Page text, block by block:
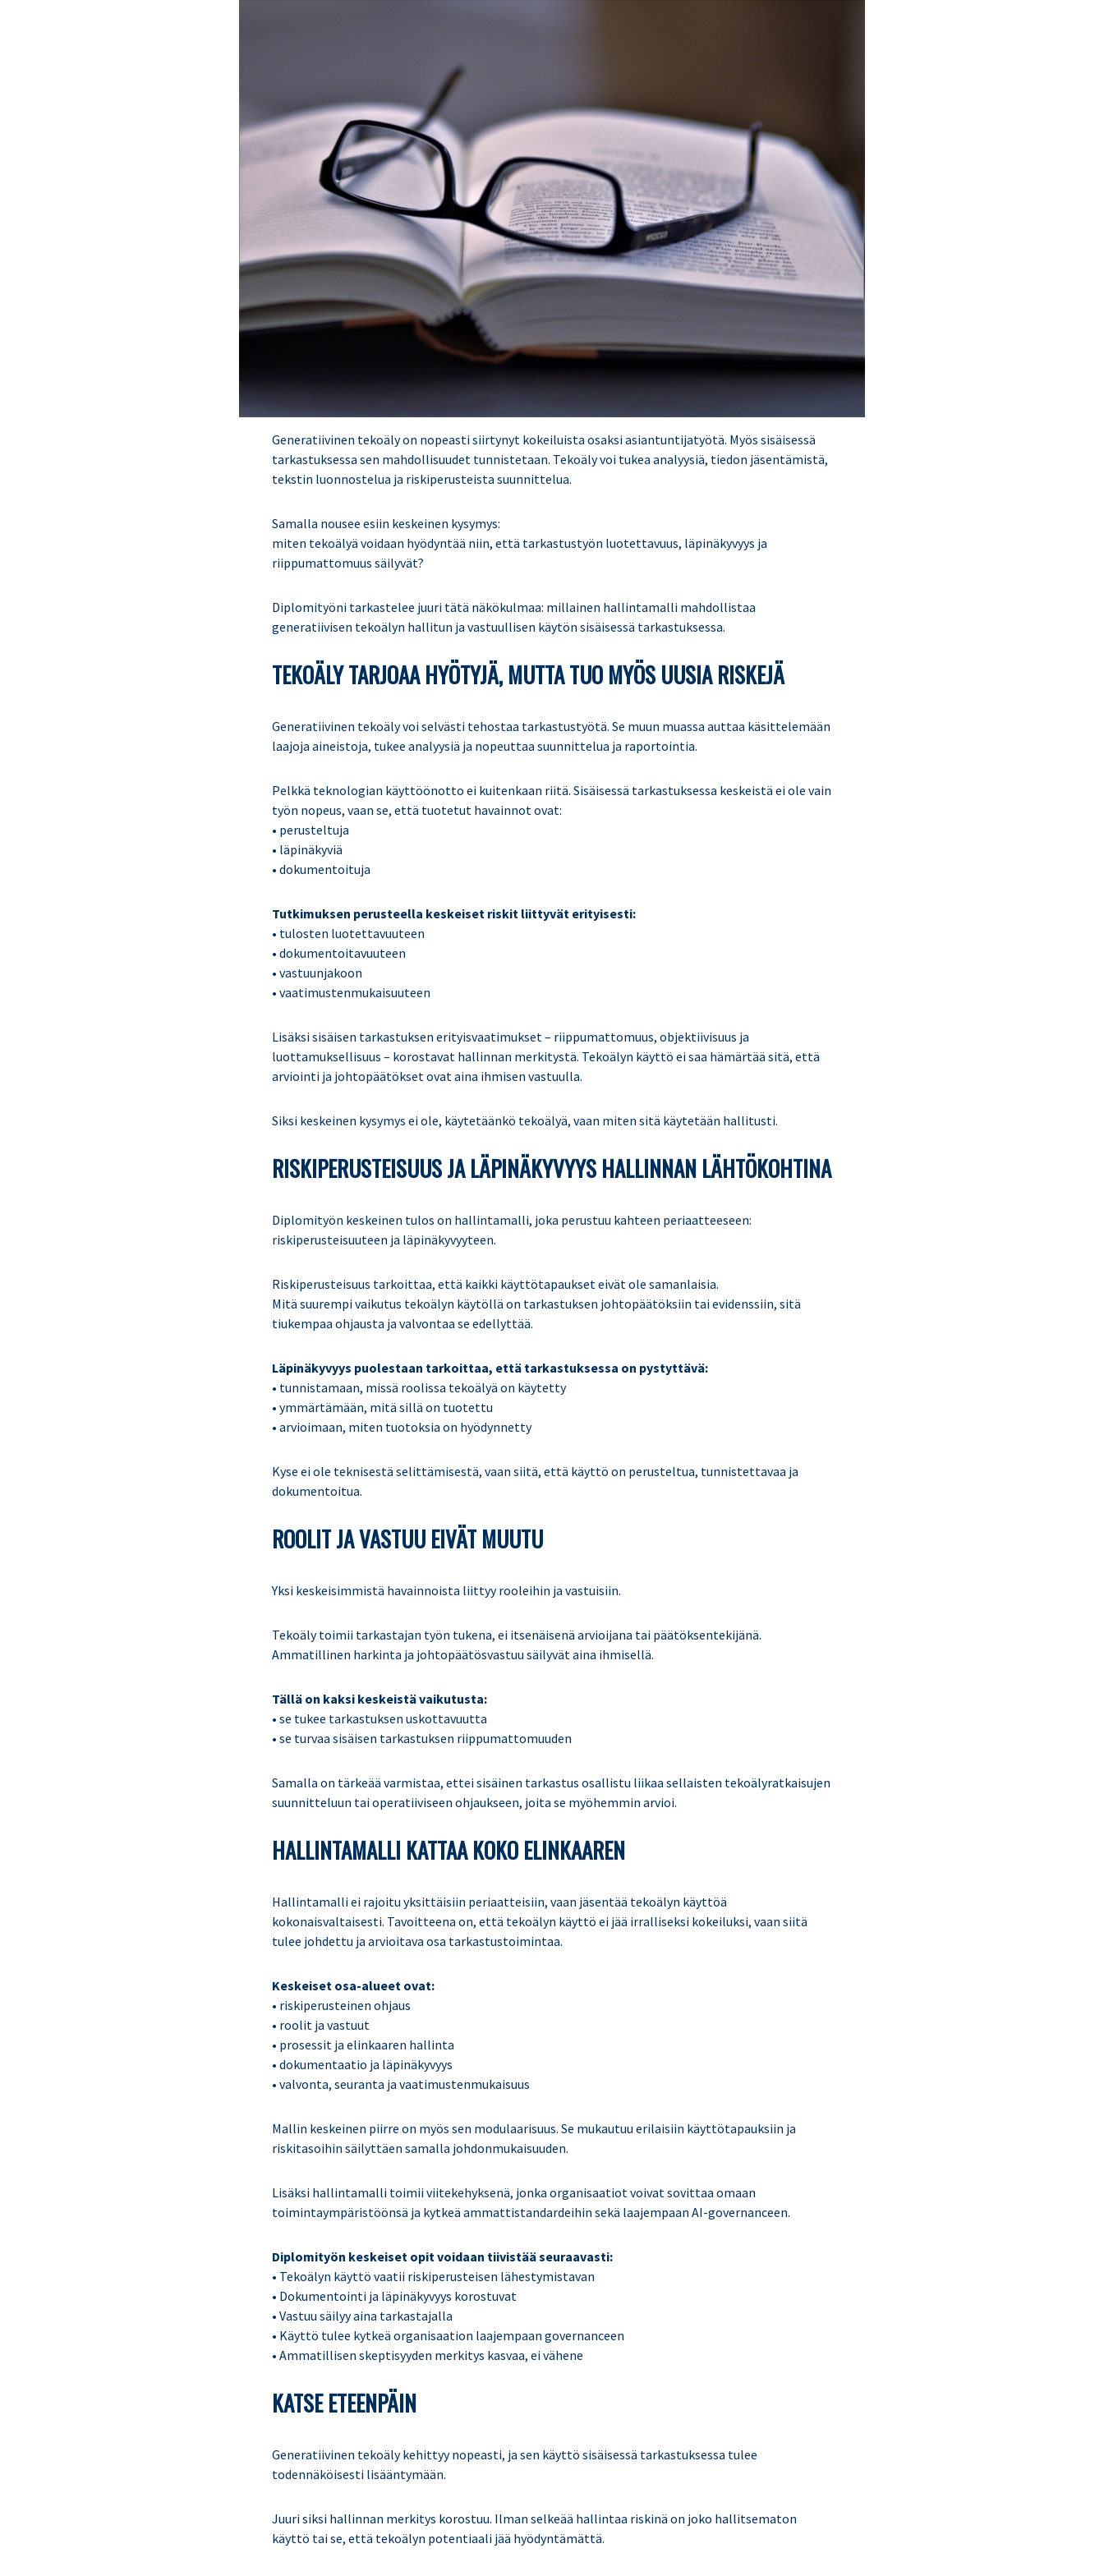
Generatiivinen tekoäly on nopeasti siirtynyt kokeiluista osaksi asiantuntijatyötä. Myös sisäisessä
tarkastuksessa sen mahdollisuudet tunnistetaan. Tekoäly voi tukea analyysiä, tiedon jäsentämistä,
tekstin luonnostelua ja riskiperusteista suunnittelua.
Samalla nousee esiin keskeinen kysymys:
miten tekoälyä voidaan hyödyntää niin, että tarkastustyön luotettavuus, läpinäkyvyys ja
riippumattomuus säilyvät?
Diplomityöni tarkastelee juuri tätä näkökulmaa: millainen hallintamalli mahdollistaa
generatiivisen tekoälyn hallitun ja vastuullisen käytön sisäisessä tarkastuksessa.
TEKOÄLY TARJOAA HYÖTYJÄ, MUTTA TUO MYÖS UUSIA RISKEJÄ
Generatiivinen tekoäly voi selvästi tehostaa tarkastustyötä. Se muun muassa auttaa käsittelemään
laajoja aineistoja, tukee analyysiä ja nopeuttaa suunnittelua ja raportointia.
Pelkkä teknologian käyttöönotto ei kuitenkaan riitä. Sisäisessä tarkastuksessa keskeistä ei ole vain
työn nopeus, vaan se, että tuotetut havainnot ovat:
• perusteltuja
• läpinäkyviä
• dokumentoituja
Tutkimuksen perusteella keskeiset riskit liittyvät erityisesti:
• tulosten luotettavuuteen
• dokumentoitavuuteen
• vastuunjakoon
• vaatimustenmukaisuuteen
Lisäksi sisäisen tarkastuksen erityisvaatimukset – riippumattomuus, objektiivisuus ja
luottamuksellisuus – korostavat hallinnan merkitystä. Tekoälyn käyttö ei saa hämärtää sitä, että
arviointi ja johtopäätökset ovat aina ihmisen vastuulla.
Siksi keskeinen kysymys ei ole, käytetäänkö tekoälyä, vaan miten sitä käytetään hallitusti.
RISKIPERUSTEISUUS JA LÄPINÄKYVYYS HALLINNAN LÄHTÖKOHTINA
Diplomityön keskeinen tulos on hallintamalli, joka perustuu kahteen periaatteeseen:
riskiperusteisuuteen ja läpinäkyvyyteen.
Riskiperusteisuus tarkoittaa, että kaikki käyttötapaukset eivät ole samanlaisia.
Mitä suurempi vaikutus tekoälyn käytöllä on tarkastuksen johtopäätöksiin tai evidenssiin, sitä
tiukempaa ohjausta ja valvontaa se edellyttää.
Läpinäkyvyys puolestaan tarkoittaa, että tarkastuksessa on pystyttävä:
• tunnistamaan, missä roolissa tekoälyä on käytetty
• ymmärtämään, mitä sillä on tuotettu
• arvioimaan, miten tuotoksia on hyödynnetty
Kyse ei ole teknisestä selittämisestä, vaan siitä, että käyttö on perusteltua, tunnistettavaa ja
dokumentoitua.
ROOLIT JA VASTUU EIVÄT MUUTU
Yksi keskeisimmistä havainnoista liittyy rooleihin ja vastuisiin.
Tekoäly toimii tarkastajan työn tukena, ei itsenäisenä arvioijana tai päätöksentekijänä.
Ammatillinen harkinta ja johtopäätösvastuu säilyvät aina ihmisellä.
Tällä on kaksi keskeistä vaikutusta:
• se tukee tarkastuksen uskottavuutta
• se turvaa sisäisen tarkastuksen riippumattomuuden
Samalla on tärkeää varmistaa, ettei sisäinen tarkastus osallistu liikaa sellaisten tekoälyratkaisujen
suunnitteluun tai operatiiviseen ohjaukseen, joita se myöhemmin arvioi.
HALLINTAMALLI KATTAA KOKO ELINKAAREN
Hallintamalli ei rajoitu yksittäisiin periaatteisiin, vaan jäsentää tekoälyn käyttöä
kokonaisvaltaisesti. Tavoitteena on, että tekoälyn käyttö ei jää irralliseksi kokeiluksi, vaan siitä
tulee johdettu ja arvioitava osa tarkastustoimintaa.
Keskeiset osa-alueet ovat:
• riskiperusteinen ohjaus
• roolit ja vastuut
• prosessit ja elinkaaren hallinta
• dokumentaatio ja läpinäkyvyys
• valvonta, seuranta ja vaatimustenmukaisuus
Mallin keskeinen piirre on myös sen modulaarisuus. Se mukautuu erilaisiin käyttötapauksiin ja
riskitasoihin säilyttäen samalla johdonmukaisuuden.
Lisäksi hallintamalli toimii viitekehyksenä, jonka organisaatiot voivat sovittaa omaan
toimintaympäristöönsä ja kytkeä ammattistandardeihin sekä laajempaan AI-governanceen.
Diplomityön keskeiset opit voidaan tiivistää seuraavasti:
• Tekoälyn käyttö vaatii riskiperusteisen lähestymistavan
• Dokumentointi ja läpinäkyvyys korostuvat
• Vastuu säilyy aina tarkastajalla
• Käyttö tulee kytkeä organisaation laajempaan governanceen
• Ammatillisen skeptisyyden merkitys kasvaa, ei vähene
KATSE ETEENPÄIN
Generatiivinen tekoäly kehittyy nopeasti, ja sen käyttö sisäisessä tarkastuksessa tulee
todennäköisesti lisääntymään.
Juuri siksi hallinnan merkitys korostuu. Ilman selkeää hallintaa riskinä on joko hallitsematon
käyttö tai se, että tekoälyn potentiaali jää hyödyntämättä.